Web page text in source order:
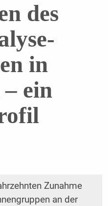
des
in
ein
Zunahme
an der